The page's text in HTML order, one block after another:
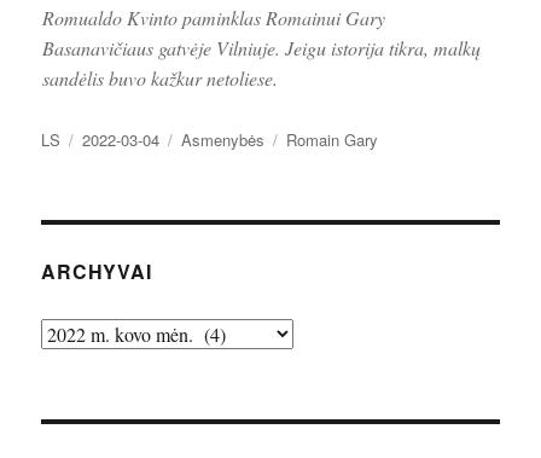
Romualdo Kvinto paminklas Romainui Gary
Basanavičiaus gatvėje Vilniuje. Jeigu istorija tikra, malkų
sandėlis buvo kažkur netoliese.
Autorius
LS Paskelbta
2022-03-04 Kategorijos
Asmenybės Žymos
Romain Gary
ARCHYVAI
Archyvai